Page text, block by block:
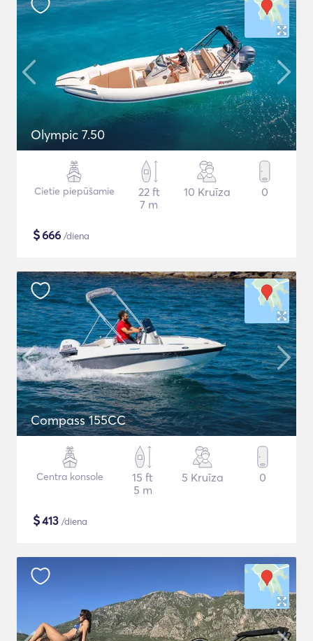
Olympic 7.50
Cietie piepūšamie
22 ft
7 m
10 Kruīza 0
$666 /diena
Compass 155CC
Centra konsole
15 ft
5 m
5 Kruīza 0
$413 /diena